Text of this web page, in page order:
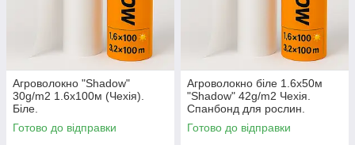
Агроволокно "Shadow"
30g/m2 1.6х100м (Чехія).
Біле.
Готово до відправки
Агроволокно біле 1.6х50м
"Shadow" 42g/m2 Чехія.
Спанбонд для рослин.
Готово до відправки